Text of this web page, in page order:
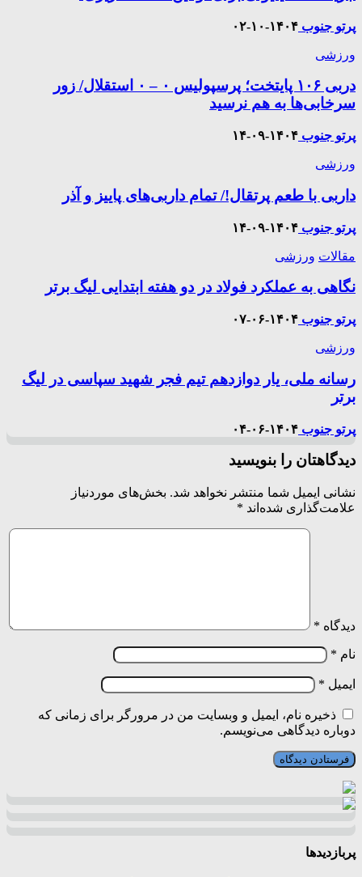
پرتو جنوب ۱۴۰۴-۱۰-۰۲
ورزشی
دربی ۱۰۶ پایتخت؛ پرسپولیس ۰ – ۰ استقلال/ زور
سرخابی‌ها به هم نرسید
پرتو جنوب ۱۴۰۴-۰۹-۱۴
ورزشی
داربی با طعم پرتقال!/ تمام داربی‌های پاییز و آذر
پرتو جنوب ۱۴۰۴-۰۹-۱۴
مقالات ورزشی
نگاهی به عملکرد فولاد در دو هفته ابتدایی لیگ برتر
پرتو جنوب ۱۴۰۴-۰۶-۰۷
ورزشی
رسانه ملی، یار دوازدهم تیم فجر شهید سپاسی در لیگ
برتر
پرتو جنوب ۱۴۰۴-۰۶-۰۴
دیدگاهتان را بنویسید
نشانی ایمیل شما منتشر نخواهد شد. بخش‌های موردنیاز
علامت‌گذاری شده‌اند *
دیدگاه *
نام *
ایمیل *
ذخیره نام، ایمیل و وبسایت من در مرورگر برای زمانی که
دوباره دیدگاهی می‌نویسم.
پربازدیدها